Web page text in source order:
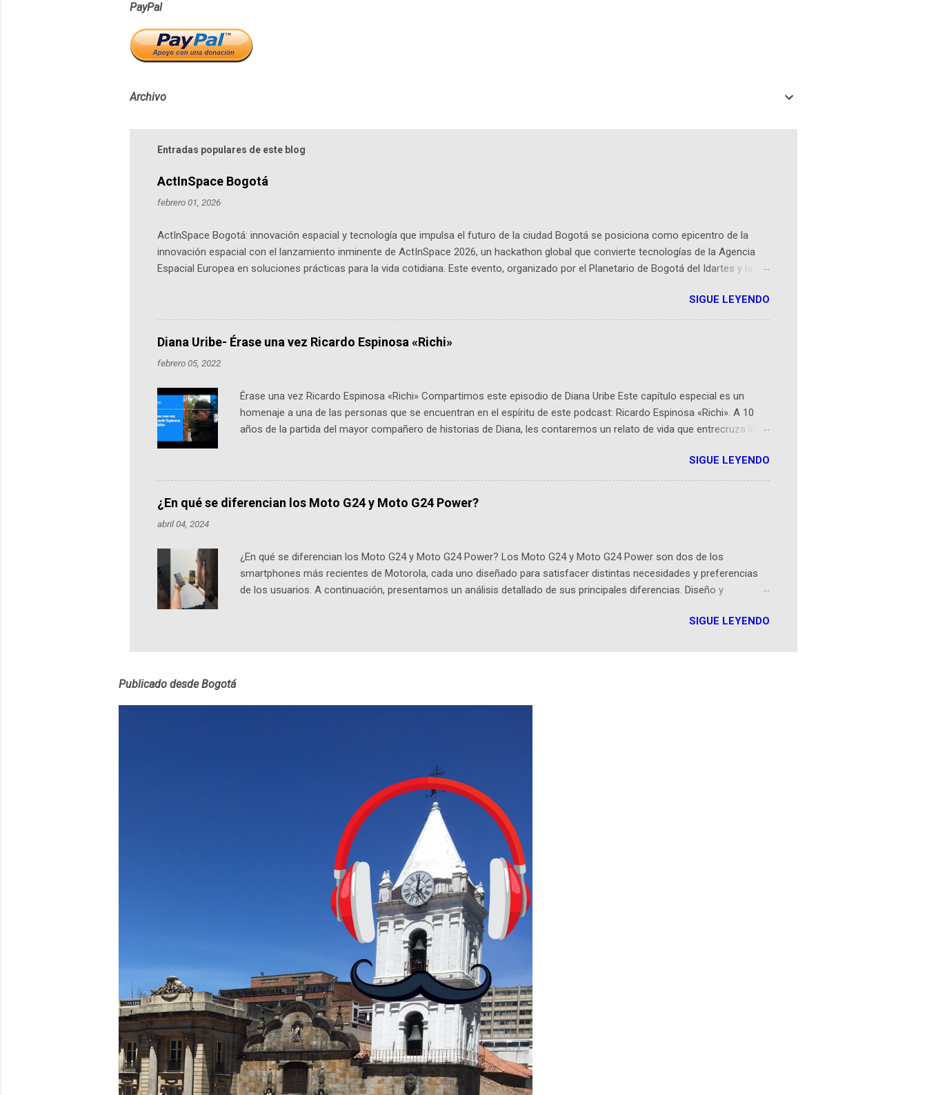
PayPal
Archivo
Entradas populares de este blog
ActInSpace Bogotá
febrero 01, 2026
ActInSpace Bogotá: innovación espacial y tecnología que impulsa el futuro de la ciudad Bogotá se posiciona como epicentro de la
innovación espacial con el lanzamiento inminente de ActInSpace 2026, un hackathon global que convierte tecnologías de la Agencia
Espacial Europea en soluciones prácticas para la vida cotidiana. Este evento, organizado por el Planetario de Bogotá del Idartes y la
emprendedores y estudiantes. Qué es ActInSpace y por qué importa en Bogotá ActInSpace es una competencia mundial que opera en
más de 60 ciudades, donde participantes tienen 24 horas para idear startups basadas en tecnologías espaciales como satélites y
datos orbitales. En Bogotá, arranca con un evento gratuito el 30 de enero a las 10:00 a. m. en el Planetario (calle 26B #5-93), in...
SIGUE LEYENDO
Diana Uribe- Érase una vez Ricardo Espinosa «Richi»
febrero 05, 2022
Érase una vez Ricardo Espinosa «Richi» Compartimos este episodio de Diana Uribe Este capítulo especial es un
homenaje a una de las personas que se encuentran en el espíritu de este podcast: Ricardo Espinosa «Richi». A 10
años de la partida del mayor compañero de historias de Diana, les contaremos un relato de vida que entrecruza la
podcast, de dónde viene "la fuerza poderosa", del relato viviente que encarna una joven librera de Barichara y de
nuestro protagonista: un personaje de gabán y sombrero que parecía sacado directamente de una novela de espías
Notas del episodio: -La colección Ricardo Espinosa: los cómics, las novelas y los libros reunidos por Richi hoy se
pueden consultar en la Biblioteca Luis Ángel Arango ¡Síguenos en nuestras Redes Sociales! Facebook:
SIGUE LEYENDO
¿En qué se diferencian los Moto G24 y Moto G24 Power?
abril 04, 2024
¿En qué se diferencian los Moto G24 y Moto G24 Power? Los Moto G24 y Moto G24 Power son dos de los
smartphones más recientes de Motorola, cada uno diseñado para satisfacer distintas necesidades y preferencias
de los usuarios. A continuación, presentamos un análisis detallado de sus principales diferencias. Diseño y
al Moto G24 Power que es un poco más pesado y grueso, pesando 197g con un perfil de 9mm. Pantalla Ambos
una experiencia visual fluida. Procesador y Rendimiento Equipados con el chipset MediaTek Helio G85, el Moto G24
SIGUE LEYENDO
Publicado desde Bogotá